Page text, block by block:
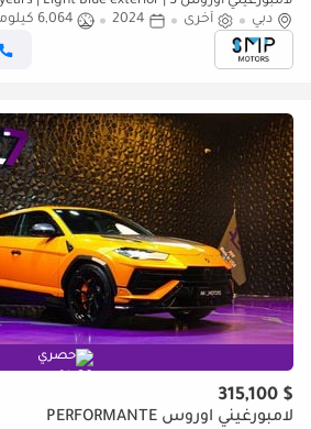
دبي
أخرى 2024
6,064 كيلومتر
حصري
$ 315,100
لامبورغيني اوروس PERFORMANTE